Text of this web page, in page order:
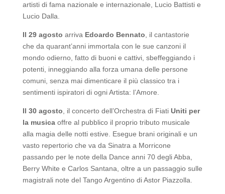
artisti di fama nazionale e internazionale, Lucio Battisti e
Lucio Dalla.
Il 29 agosto arriva Edoardo Bennato , il cantastorie
che da quarant’anni immortala con le sue canzoni il
mondo odierno, fatto di buoni e cattivi, sbeffeggiando i
potenti, inneggiando alla forza umana delle persone
comuni, senza mai dimenticare il più classico tra i
sentimenti ispiratori di ogni Artista: l’Amore.
Il 30 agosto , il concerto dell’Orchestra di Fiati Uniti per
la musicaoffre al pubblico il proprio tributo musicale
alla magia delle notti estive. Esegue brani originali e un
vasto repertorio che va da Sinatra a Morricone
passando per le note della Dance anni 70 degli Abba,
Berry White e Carlos Santana, oltre a un passaggio sulle
magistrali note del Tango Argentino di Astor Piazzolla.